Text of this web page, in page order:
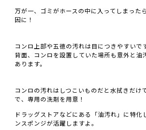
万が一、ゴミがホースの中に入ってしまった
因に！
コンロ上部や五徳の汚れは目につきやすいで
背面、コンロを設置していた場所も意外と油
あります。
コンロの汚れはしつこいものだと水拭きだけ
で、専用の洗剤を用意！
ドラッグストアなどにある「油汚れ」に特化
ンスポンジが活躍しますよ。